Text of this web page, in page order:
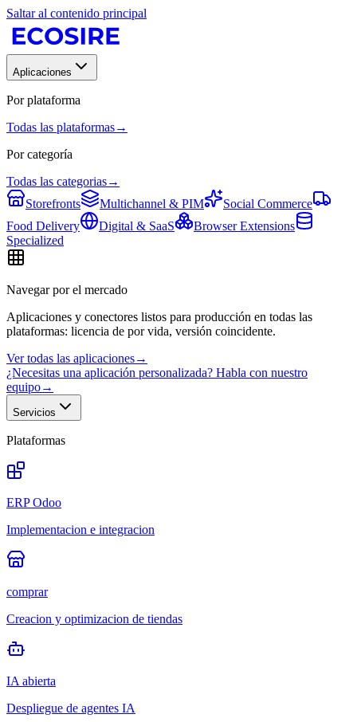
Saltar al contenido principal
Aplicaciones
Por plataforma
Todas las plataformas→
Por categoría
Todas las categorias→
Storefronts
Multichannel & PIM
Social Commerce
Food Delivery
Digital & SaaS
Browser Extensions
Specialized
Navegar por el mercado
Aplicaciones y conectores listos para producción en todas las
plataformas: licencia de por vida, versión coincidente.
Ver todas las aplicaciones→
¿Necesitas una aplicación personalizada? Habla con nuestro
equipo→
Servicios
Plataformas
ERP Odoo
Implementacion e integracion
comprar
Creacion y optimizacion de tiendas
IA abierta
Despliegue de agentes IA